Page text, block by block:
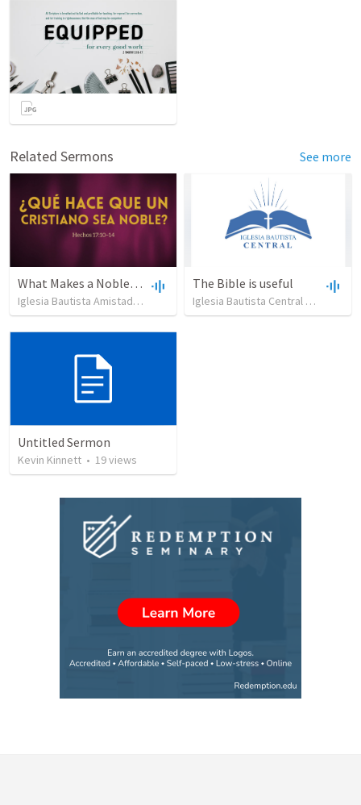
Related Sermons See more
What Makes a Noble Christian?
Iglesia Bautista Amistad en Cristo 158views•54:05
The Bible is useful
Iglesia Bautista Central Ocala
Untitled Sermon
Kevin Kinnett • 19views